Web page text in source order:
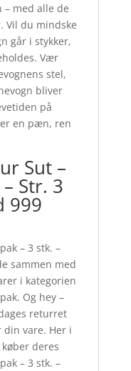
med alle de
Vil du mindske
går i stykker,
Vær
stel,
bliver
på
en pæn, ren
Sut –
Str. 3
999
– 3 stk. –
sammen med
i kategorien
Og hey –
returret
din vare. Her i
deres
– 3 stk. –